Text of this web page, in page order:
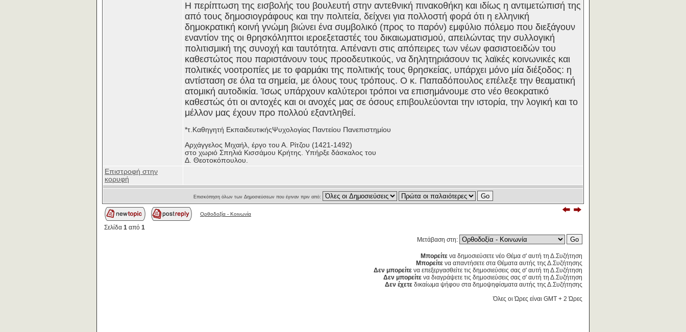
Η περίπτωση της εισβολής του βουλευτή στην αντεθνική πινακοθήκη και ιδίως η αντιμετώπισή της
από τους δημοσιογράφους και την πολιτεία, δείχνει για πολλοστή φορά ότι η ελληνική
δημοκρατική κοινή γνώμη βιώνει ένα συμβολικό (προς το παρόν) εμφύλιο πόλεμο που διεξάγουν
εναντίον της οι θρησκόληπτοι ιεροεξεταστές του δικαιωματισμού, απειλώντας την συλλογική
πολιτισμική της συνοχή και ταυτότητα. Απέναντι στις απόπειρες των νέων φασιστοειδών του
καθεστώτος που παριστάνουν τους προοδευτικούς, να δηλητηριάσουν τις λαϊκές κοινωνικές και
πολιτικές νοοτροπίες με το φαρμάκι της πολιτικής τους θρησκείας, υπάρχει μόνο μία διέξοδος: η
αντίσταση σε όλα τα σημεία, με όλους τους τρόπους. Ο κ. Παπαδόπουλος επέλεξε την θεαματική
ατομική αυτοδικία. Ίσως υπάρχουν καλύτεροι τρόποι να επισημάνουμε στο νέο θεοκρατικό
καθεστώς ότι οι αντοχές και οι ανοχές μας σε όσους επιβουλεύονται την ιστορία, την λογική και το
μέλλον μας έχουν προ πολλού εξαντληθεί.
*τ.Καθηγητή ΕκπαιδευτικήςΨυχολογίας Παντείου Πανεπιστημίου
Αρχάγγελος Μιχαήλ, έργο του Α. Ρίτζου (1421-1492)
στο χωριό Σπηλιά Κισσάμου Κρήτης. Υπήρξε δάσκαλος του
Δ. Θεοτοκόπουλου.
Επιστροφή στην
κορυφή
Επισκόπηση όλων των Δημοσιεύσεων που έγιναν πριν από:
Ορθοδοξία - Κοινωνία
Σελίδα 1 από 1
Μετάβαση στη:
Μπορείτε να δημοσιεύσετε νέο Θέμα σ' αυτή τη Δ.Συζήτηση
Μπορείτε να απαντήσετε στα Θέματα αυτής της Δ.Συζήτησης
Δεν μπορείτε να επεξεργασθείτε τις δημοσιεύσεις σας σ' αυτή τη Δ.Συζήτηση
Δεν μπορείτε να διαγράψετε τις δημοσιεύσεις σας σ' αυτή τη Δ.Συζήτηση
Δεν έχετε δικαίωμα ψήφου στα δημοψηφίσματα αυτής της Δ.Συζήτησης
Όλες οι Ώρες είναι GMT + 2 Ώρες